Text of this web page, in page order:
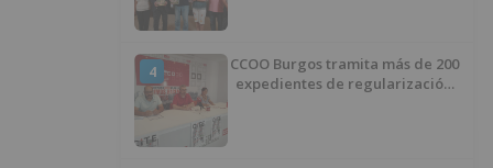
4
CCOO Burgos tramita más de 200
expedientes de regularización